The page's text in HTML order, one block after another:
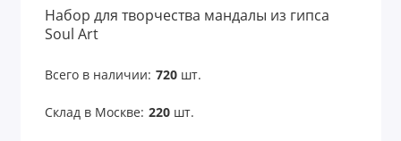
Набор для творчества мандалы из гипса
Soul Art
Всего в наличии: 720шт.
Склад в Москве: 220шт.